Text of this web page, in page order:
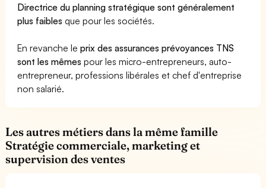
Directrice du planning stratégique sont généralement
plus faibles que pour les sociétés.
En revanche leprix des assurances prévoyances TNS
sont les mêmes pour les micro-entrepreneurs, auto-
entrepreneur, professions libérales et chef d'entreprise
non salarié.
Les autres métiers dans la même famille
Stratégie commerciale, marketing et
supervision des ventes